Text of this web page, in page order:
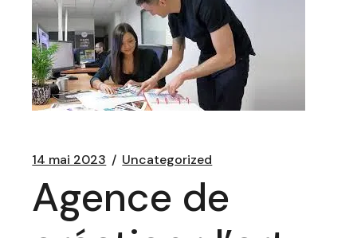
14 mai 2023 Uncategorized
Agence de